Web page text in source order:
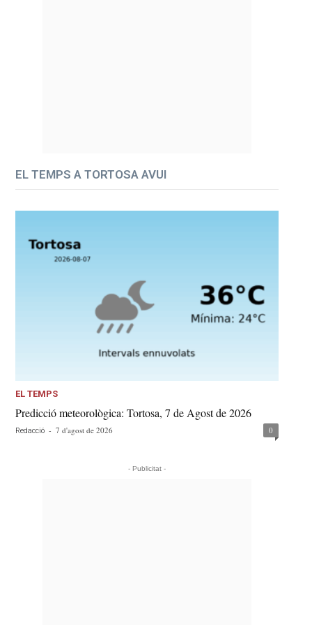
EL TEMPS A TORTOSA AVUI
EL TEMPS
Predicció meteorològica: Tortosa, 7 de Agost de 2026
Redacció - 7 d'agost de 2026 0
- Publicitat -